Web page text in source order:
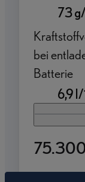
73
bei
Batterie
6,9